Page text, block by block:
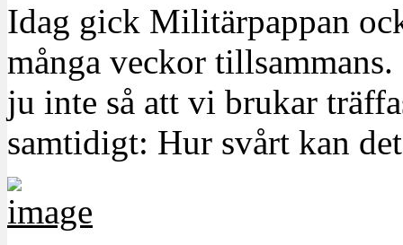
Idag gick Militärpappan
många veckor
ju inte så att vi brukar
samtidigt: Hur svårt kan